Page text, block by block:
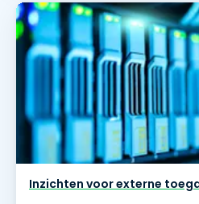
Inzichten voor externe